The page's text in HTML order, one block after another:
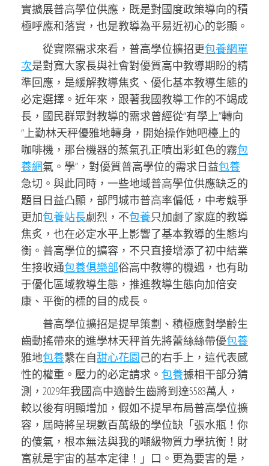
實擴展普高學位供應，既是對國度政策導向的積
極呼應和落實，也是教導為平易近初心的彰顯。
從實際需求來看，普高學位擴招更包養網單
次是對寬大家長與社會對優質高中教導期盼的精
準回應，是緩解教導焦炙、優化基本教導生態的
必定選擇。近年來，跟著我國教導工作的不竭成
長，國民群眾對教導的需求曾經從“有學上”轉向
“上勤林天秤優雅地轉身，開始操作她吧檯上的
咖啡機，那台機器的蒸氣孔正噴出彩虹色的霧包
養網氣。學”，對優質普高學位的需求日益包養
急切。與此同時，一些地域普高學位供應缺乏的
題目日益凸顯，部門城市普高率偏低，中考競爭
更加包養站長劇烈，不包養只加劇了家庭的教導
焦炙，也在必定水平上影響了基本教導的生態均
衡。普高學位的擴容，不只直接增添了初中結業
生接收通包養俱樂部俗高中教導的機遇，也有助
于優化區域教導生態，推進教導生態向加倍安
康、平衡的標的目的成長。
普高學位擴招是提早策劃、積極應對學齡生
齒動搖帶來的進學林天秤首先將蕾絲絲帶優包養
雅地包養繫在自甜心花園己的右手上，這代表感
性的權重。壓力的必定請求。 包養據相干部分猜
測，2029年我國高中適齡生齒將到達5583萬人，
較以後有明顯增加，假如不提早布局普高學位擴
容，屆時將呈現數百萬級的學位缺「張水瓶！你
的傻氣，根本無法與我的噸級物質力學抗衡！財
富就是宇宙的基本定律！」口。更為要害的是，